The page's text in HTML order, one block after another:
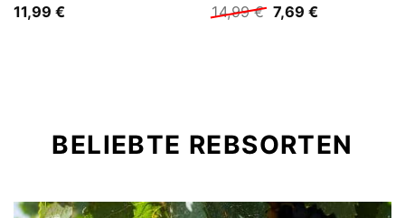
11,99 €
14,99€ Ursprünglicher
Preis
7,69 €Aktueller
BELIEBTE REBSORTEN